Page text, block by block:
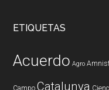
ETIQUETAS
Acuerdo Agro
Campo Catalunya